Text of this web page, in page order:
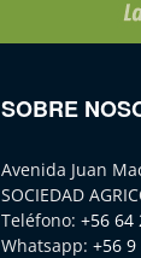
SOBRE
Avenida Juan
SOCIEDAD
Teléfono: +56 64
Whatsapp: +56 9